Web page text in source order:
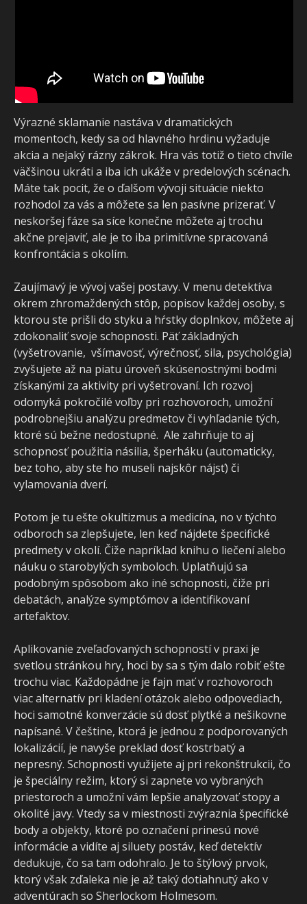
Výrazné sklamanie nastáva v dramatických
momentoch, kedy sa od hlavného hrdinu vyžaduje
akcia a nejaký rázny zákrok. Hra vás totiž o tieto chvíle
väčšinou ukráti a iba ich ukáže v predelových scénach.
Máte tak pocit, že o ďalšom vývoji situácie niekto
rozhodol za vás a môžete sa len pasívne prizerať. V
neskoršej fáze sa síce konečne môžete aj trochu
akčne prejaviť, ale je to iba primitívne spracovaná
konfrontácia s okolím.
Zaujímavý je vývoj vašej postavy. V menu detektíva
okrem zhromaždených stôp, popisov každej osoby, s
ktorou ste prišli do styku a hŕstky doplnkov, môžete aj
zdokonaliť svoje schopnosti. Päť základných
(vyšetrovanie, všímavosť, výrečnosť, sila, psychológia)
zvyšujete až na piatu úroveň skúsenostnými bodmi
získanými za aktivity pri vyšetrovaní. Ich rozvoj
odomyká pokročilé voľby pri rozhovoroch, umožní
podrobnejšiu analýzu predmetov či vyhľadanie tých,
ktoré sú bežne nedostupné. Ale zahrňuje to aj
schopnosť použitia násilia, šperháku (automaticky,
bez toho, aby ste ho museli najskôr nájsť) či
vylamovania dverí.
Potom je tu ešte okultizmus a medicína, no v týchto
odboroch sa zlepšujete, len keď nájdete špecifické
predmety v okolí. Čiže napríklad knihu o liečení alebo
náuku o starobylých symboloch. Uplatňujú sa
podobným spôsobom ako iné schopnosti, čiže pri
debatách, analýze symptómov a identifikovaní
artefaktov.
Aplikovanie zveľaďovaných schopností v praxi je
svetlou stránkou hry, hoci by sa s tým dalo robiť ešte
trochu viac. Každopádne je fajn mať v rozhovoroch
viac alternatív pri kladení otázok alebo odpovediach,
hoci samotné konverzácie sú dosť plytké a nešikovne
napísané. V češtine, ktorá je jednou z podporovaných
lokalizácií, je navyše preklad dosť kostrbatý a
nepresný. Schopnosti využijete aj pri rekonštrukcii, čo
je špeciálny režim, ktorý si zapnete vo vybraných
priestoroch a umožní vám lepšie analyzovať stopy a
okolité javy. Vtedy sa v miestnosti zvýraznia špecifické
body a objekty, ktoré po označení prinesú nové
informácie a vidíte aj siluety postáv, keď detektív
dedukuje, čo sa tam odohralo. Je to štýlový prvok,
ktorý však zďaleka nie je až taký dotiahnutý ako v
adventúrach so Sherlockom Holmesom.